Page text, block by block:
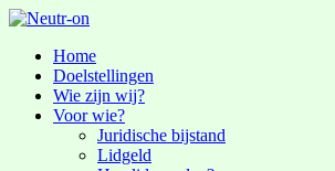
Home
Doelstellingen
Wie zijn wij?
Voor wie?
Juridische bijstand
Lidgeld